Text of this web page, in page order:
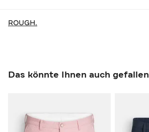
ROUGH.
Das könnte Ihnen auch gefallen